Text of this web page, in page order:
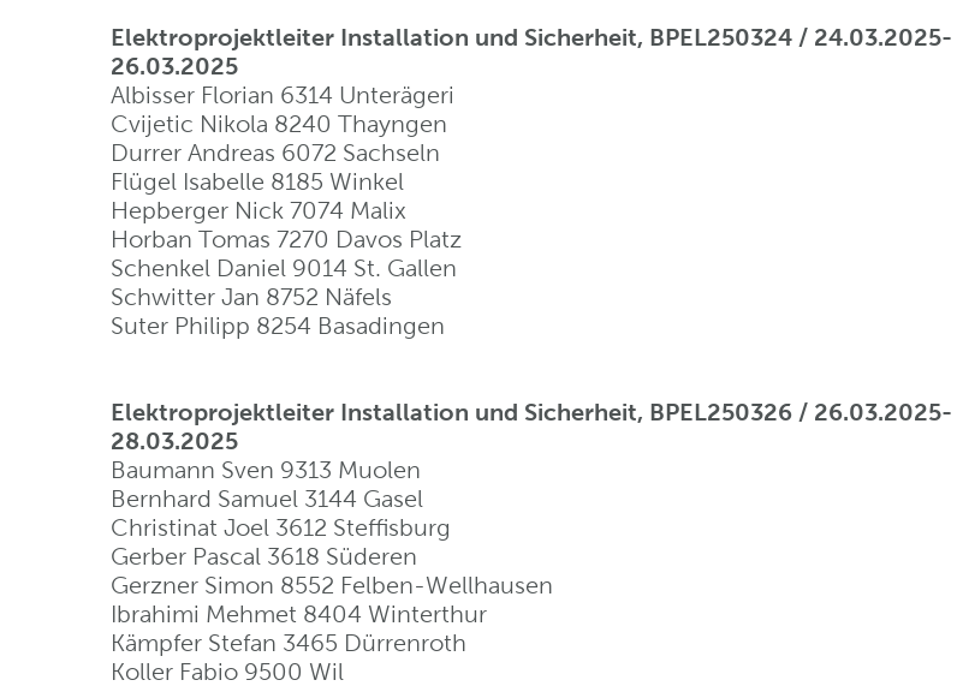
Elektroprojektleiter Installation und Sicherheit, BPEL250324 / 24.03.2025-
26.03.2025
Albisser Florian 6314 Unterägeri
Cvijetic Nikola 8240 Thayngen
Durrer Andreas 6072 Sachseln
Flügel Isabelle 8185 Winkel
Hepberger Nick 7074 Malix
Horban Tomas 7270 Davos Platz
Schenkel Daniel 9014 St. Gallen
Schwitter Jan 8752 Näfels
Suter Philipp 8254 Basadingen
Elektroprojektleiter Installation und Sicherheit, BPEL250326 / 26.03.2025-
28.03.2025
Baumann Sven 9313 Muolen
Bernhard Samuel 3144 Gasel
Christinat Joel 3612 Steffisburg
Gerber Pascal 3618 Süderen
Gerzner Simon 8552 Felben-Wellhausen
Ibrahimi Mehmet 8404 Winterthur
Kämpfer Stefan 3465 Dürrenroth
Koller Fabio 9500 Wil